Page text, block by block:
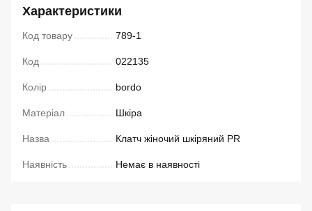
Характеристики
Код товару 789-1
Код 022135
Колір bordo
Матеріал Шкіра
Назва Клатч жіночий шкіряний PR
Наявність Немає в наявності